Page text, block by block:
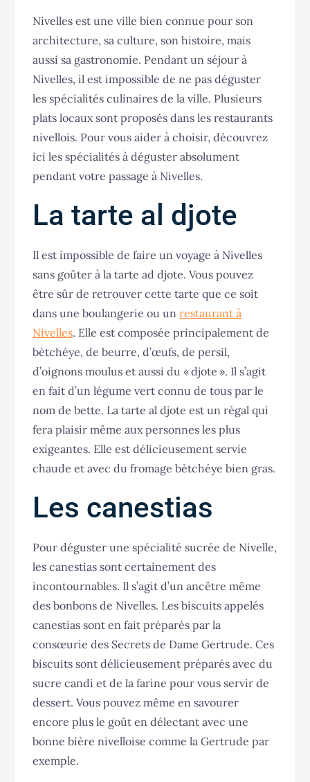
Nivelles est une ville bien connue pour son
architecture, sa culture, son histoire, mais
aussi sa gastronomie. Pendant un séjour à
Nivelles, il est impossible de ne pas déguster
les spécialités culinaires de la ville. Plusieurs
plats locaux sont proposés dans les restaurants
nivellois. Pour vous aider à choisir, découvrez
ici les spécialités à déguster absolument
pendant votre passage à Nivelles.
La tarte al djote
Il est impossible de faire un voyage à Nivelles
sans goûter à la tarte ad djote. Vous pouvez
être sûr de retrouver cette tarte que ce soit
dans une boulangerie ou unrestaurant à
Nivelles. Elle est composée principalement de
bètchéye, de beurre, d’œufs, de persil,
d’oignons moulus et aussi du « djote ». Il s’agit
en fait d’un légume vert connu de tous par le
nom de bette. La tarte al djote est un régal qui
fera plaisir même aux personnes les plus
exigeantes. Elle est délicieusement servie
chaude et avec du fromage bètchéye bien gras.
Les canestias
Pour déguster une spécialité sucrée de Nivelle,
les canestias sont certainement des
incontournables. Il s’agit d’un ancêtre même
des bonbons de Nivelles. Les biscuits appelés
canestias sont en fait préparés par la
consœurie des Secrets de Dame Gertrude. Ces
biscuits sont délicieusement préparés avec du
sucre candi et de la farine pour vous servir de
dessert. Vous pouvez même en savourer
encore plus le goût en délectant avec une
bonne bière nivelloise comme la Gertrude par
exemple.